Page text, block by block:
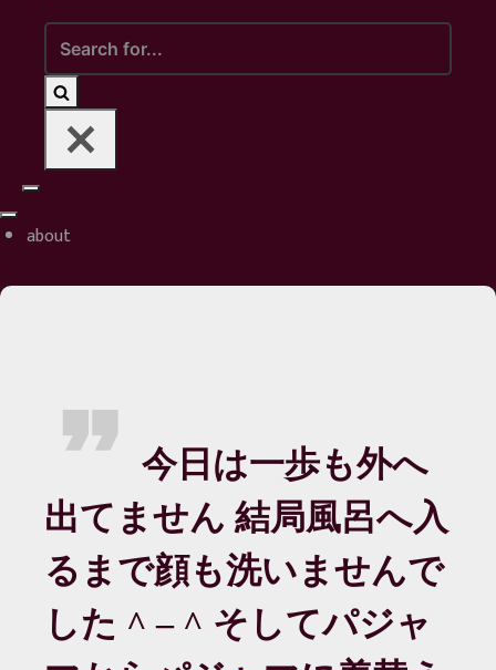
Search
for...
Navigation
Menu
Navigation
about
今日は一歩も外へ
出てません 結局風呂へ入
るまで顔も洗いませんで
した ^ – ^ そしてパジャ